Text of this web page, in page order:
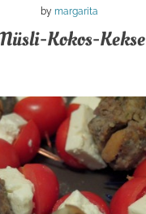
by margarita
Kokos-Kekse